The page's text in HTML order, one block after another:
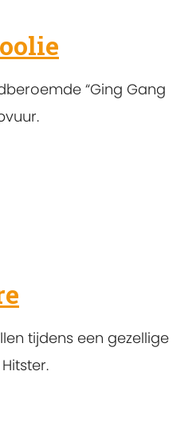
“Ging Gang
tijdens een gezellige